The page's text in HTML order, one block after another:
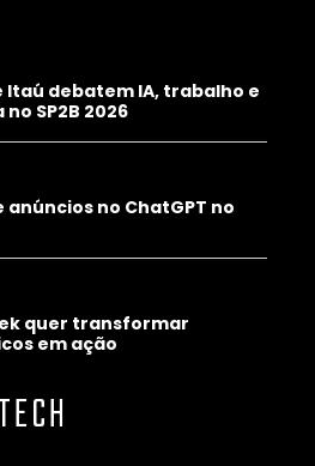
Itaú debatem IA, trabalho e
SP2B 2026
no ChatGPT no
quer transformar
em ação